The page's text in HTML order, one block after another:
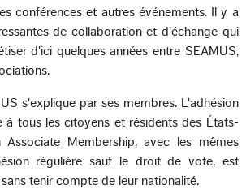
conférences et autres événements. Il y a
de collaboration et d'échange qui
d'ici quelques années entre SEAMUS,
s'explique par ses membres. L'adhésion
à tous les citoyens et résidents des États-
Associate Membership, avec les mêmes
régulière sauf le droit de vote, est
tenir compte de leur nationalité.